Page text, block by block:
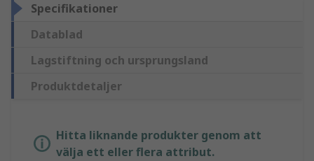
Specifikationer
Datablad
Lagstiftning och ursprungsland
Produktdetaljer
Hitta liknande produkter genom att
välja ett eller flera attribut.